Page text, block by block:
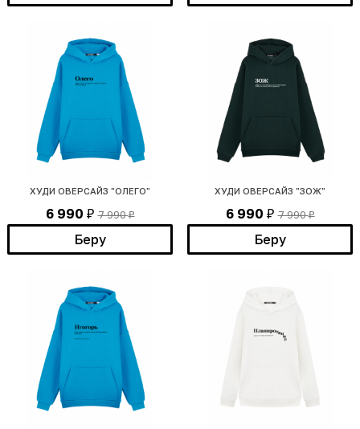
ХУДИ ОВЕРСАЙЗ "ОЛЕГО"
6 990 ₽ 7 990₽
Беру
ХУДИ ОВЕРСАЙЗ "ЗОЖ"
6 990 ₽ 7 990₽
Беру